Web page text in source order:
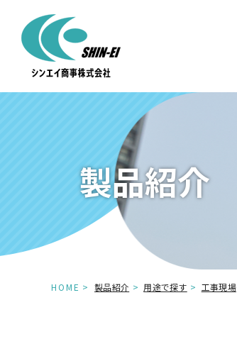
製品紹介
HOME 製品紹介 用途で探す 工事現場